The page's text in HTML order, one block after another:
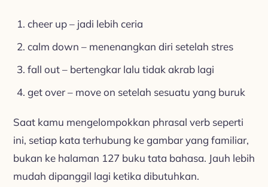
cheer up – jadi lebih ceria
calm down – menenangkan diri setelah stres
fall out – bertengkar lalu tidak akrab lagi
get over – move on setelah sesuatu yang buruk
Saat kamu mengelompokkan phrasal verb seperti
ini, setiap kata terhubung ke gambar yang familiar,
bukan ke halaman 127 buku tata bahasa. Jauh lebih
mudah dipanggil lagi ketika dibutuhkan.